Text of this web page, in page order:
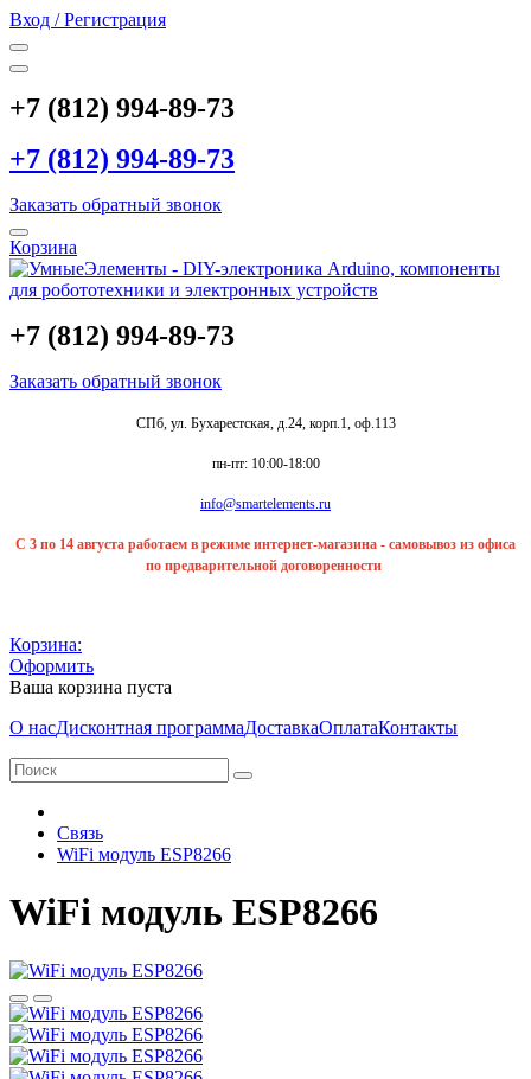
Вход / Регистрация
+7 (812) 994-89-73
+7 (812) 994-89-73
Заказать обратный звонок
Корзина
+7 (812) 994-89-73
Заказать обратный звонок
СПб, ул. Бухарестская, д.24, корп.1, оф.113
пн-пт: 10:00-18:00
info@smartelements.ru
С 3 по 14 августа работаем в режиме интернет-магазина - самовывоз из офиса
по предварительной договоренности
Корзина:
Оформить
Ваша корзина пуста
О насДисконтная программаДоставкаОплатаКонтакты
Связь
WiFi модуль ESP8266
WiFi модуль ESP8266